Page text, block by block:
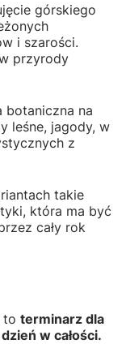
górskiego
i szarości.
przyrody
na
leśne, jagody, w
z
takie
która ma być
cały rok
to terminarz dla
w całości.